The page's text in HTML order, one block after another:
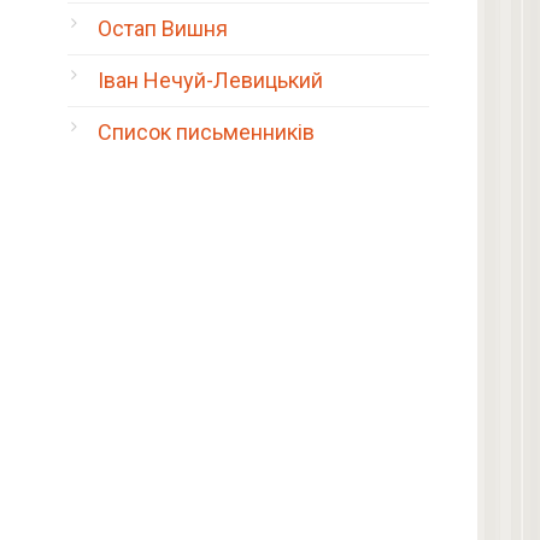
Остап Вишня
Іван Нечуй-Левицький
Список письменників